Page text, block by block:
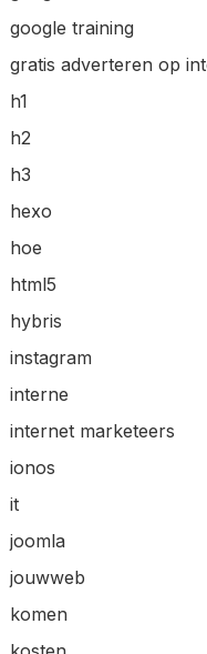
google training
gratis adverteren op
h1
h2
h3
hexo
hoe
html5
hybris
instagram
interne
internet marketeers
ionos
it
joomla
jouwweb
komen